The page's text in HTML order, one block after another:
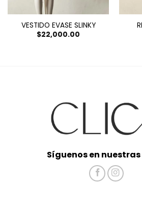
VESTIDO EVASE SLINKY
$22,000.00
Síguenos en